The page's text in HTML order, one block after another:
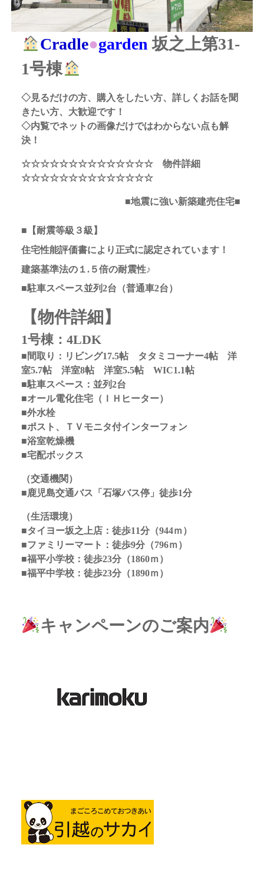
Cradle●garden坂之上第31-
1号棟
◇見るだけの方、購入をしたい方、詳しくお話を聞
きたい方、大歓迎です！
◇内覧でネットの画像だけではわからない点も解
決！
☆☆☆☆☆☆☆☆☆☆☆☆☆☆ 物件詳細
☆☆☆☆☆☆☆☆☆☆☆☆☆☆
■地震に強い新築建売住宅■
■【耐震等級３級】
住宅性能評価書により正式に認定されています！
建築基準法の１.５倍の耐震性♪
■駐車スペース並列2台（普通車2台）
【物件詳細】
1号棟：4LDK
■間取り：リビング17.5帖 タタミコーナー4帖 洋
室5.7帖 洋室8帖 洋室5.5帖 WIC1.1帖
■駐車スペース：並列2台
■オール電化住宅（ＩＨヒーター）
■外水栓
■ポスト、ＴＶモニタ付インターフォン
■浴室乾燥機
■宅配ボックス
（交通機関）
■鹿児島交通バス「石塚バス停」徒歩1分
（生活環境）
■タイヨー坂之上店：徒歩11分（944ｍ）
■ファミリーマート：徒歩9分（796ｍ）
■福平小学校：徒歩23分（1860ｍ）
■福平中学校：徒歩23分（1890ｍ）
キャンペーンのご案内